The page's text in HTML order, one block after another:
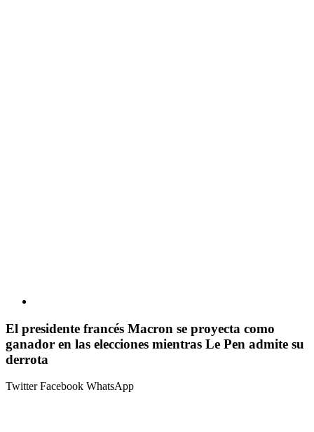
El presidente francés Macron se proyecta como
ganador en las elecciones mientras Le Pen admite su
derrota
TwitterFacebook WhatsApp